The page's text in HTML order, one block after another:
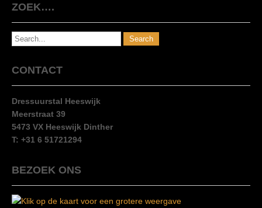
ZOEK….
CONTACT
Dressuurstal Heeswijk
Meerstraat 39
5473 VX Heeswijk Dinther
T: +31 6 51721294
BEZOEK ONS